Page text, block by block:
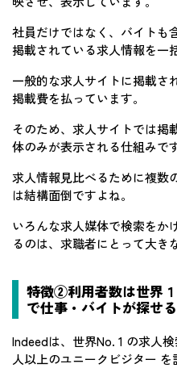
社員だけではなく、バイトも
掲載されている求人情報を一
一般的な求人サイトに掲載さ
掲載費を払っています。
そのため、求人サイトでは掲
体のみが表示される仕組みです
求人情報見比べるために複数
は結構面倒ですよね。
いろんな求人媒体で検索をか
るのは、求職者にとって大き
特徴②利用者数は世界
で仕事・バイトが探せる
Indeedは、世界No. 1 の求人
人以上のユニークビジター を